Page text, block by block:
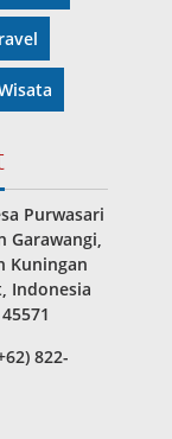
Purwasari
Garawangi,
Kuningan
Indonesia
822-